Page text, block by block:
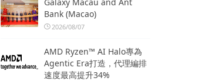
Bank (Macao)
2026/08/07
AMD Ryzen™ AI Halo專為
Agentic Era打造，代理編排
速度最高提升34%